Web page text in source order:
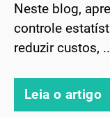
Neste blog,
controle
reduzir custos,
Leia o artigo